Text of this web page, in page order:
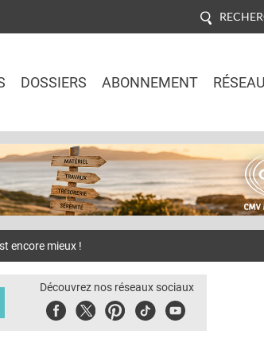
DOSSIERS ABONNEMENT
encore mieux !
Découvrez nos réseaux sociaux
FacebookTwitterPinterest
TiktokYoubute